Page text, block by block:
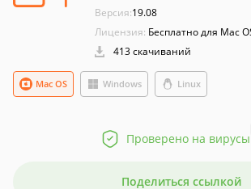
Версия:19.08
Лицензия: Бесплатно для Mac
413 скачиваний
Windows Linux
Mac OS
Проверено на вирусы
Поделиться ссылкой